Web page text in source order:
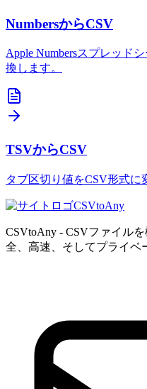
NumbersからCSV
Apple Numbersスプレッド
換します。
TSVからCSV
タブ区切り値をCSV形式に
CSVtoAny
CSVtoAny - CSVファイル
全、高速、そしてプライベ